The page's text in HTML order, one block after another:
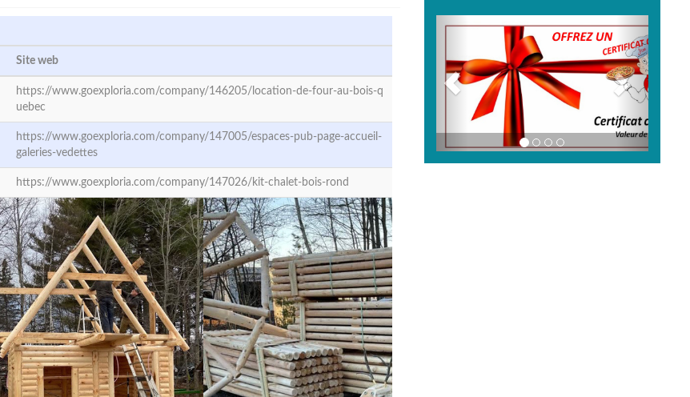
Site web
https://www.goexploria.com/company/146205/location-de-four-au-bois-q
uebec
https://www.goexploria.com/company/147005/espaces-pub-page-accueil-
galeries-vedettes
https://www.goexploria.com/company/147026/kit-chalet-bois-rond
Previous
Next